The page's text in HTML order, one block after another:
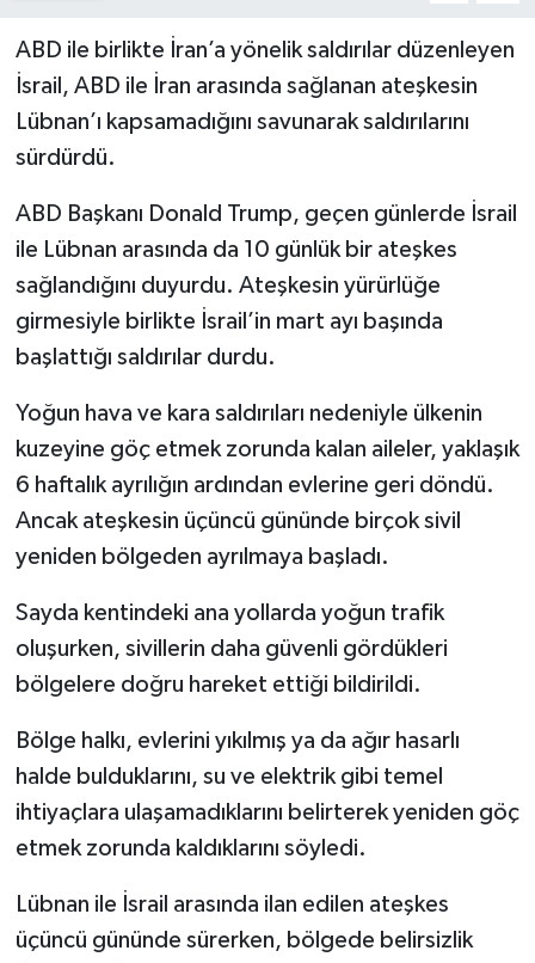
ABD ile birlikte İran’a yönelik saldırılar düzenleyen
İsrail, ABD ile İran arasında sağlanan ateşkesin
Lübnan’ı kapsamadığını savunarak saldırılarını
sürdürdü.
ABD Başkanı Donald Trump, geçen günlerde İsrail
ile Lübnan arasında da 10 günlük bir ateşkes
sağlandığını duyurdu. Ateşkesin yürürlüğe
girmesiyle birlikte İsrail’in mart ayı başında
başlattığı saldırılar durdu.
Yoğun hava ve kara saldırıları nedeniyle ülkenin
kuzeyine göç etmek zorunda kalan aileler, yaklaşık
6 haftalık ayrılığın ardından evlerine geri döndü.
Ancak ateşkesin üçüncü gününde birçok sivil
yeniden bölgeden ayrılmaya başladı.
Sayda kentindeki ana yollarda yoğun trafik
oluşurken, sivillerin daha güvenli gördükleri
bölgelere doğru hareket ettiği bildirildi.
Bölge halkı, evlerini yıkılmış ya da ağır hasarlı
halde bulduklarını, su ve elektrik gibi temel
ihtiyaçlara ulaşamadıklarını belirterek yeniden göç
etmek zorunda kaldıklarını söyledi.
Lübnan ile İsrail arasında ilan edilen ateşkes
üçüncü gününde sürerken, bölgede belirsizlik